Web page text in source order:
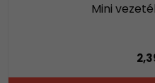
Mini